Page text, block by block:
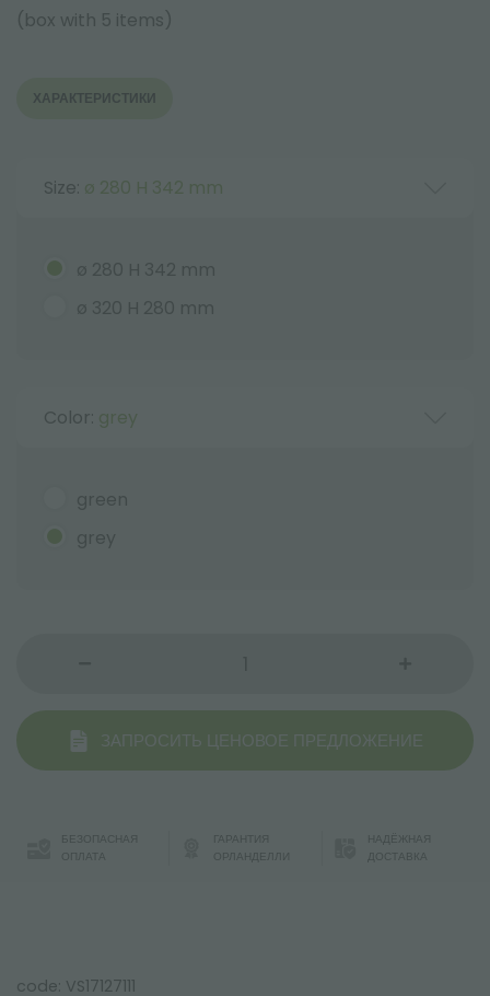
(box with 5 items)
ХАРАКТЕРИСТИКИ
Size: ø 280 H 342 mm
ø 280 H 342 mm
ø 320 H 280 mm
Color: grey
green
grey
ЗАПРОСИТЬ ЦЕНОВОЕ ПРЕДЛОЖЕНИЕ
БЕЗОПАСНАЯ
ОПЛАТА
ГАРАНТИЯ
ОРЛАНДЕЛЛИ
НАДЁЖНАЯ
ДОСТАВКА
code: VS17127111